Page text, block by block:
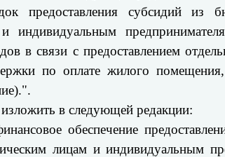
предоставления субсидий из
индивидуальным
в связи с предоставлением
по оплате жилого
в следующей редакции:
обеспечение
лицам и индивидуальным